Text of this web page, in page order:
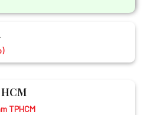
TPHCM